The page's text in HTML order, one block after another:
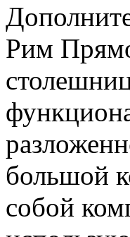
Рим
большой
собой